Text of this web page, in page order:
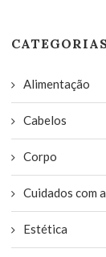
Alimentação
Cabelos
Corpo
Cuidados com
Estética